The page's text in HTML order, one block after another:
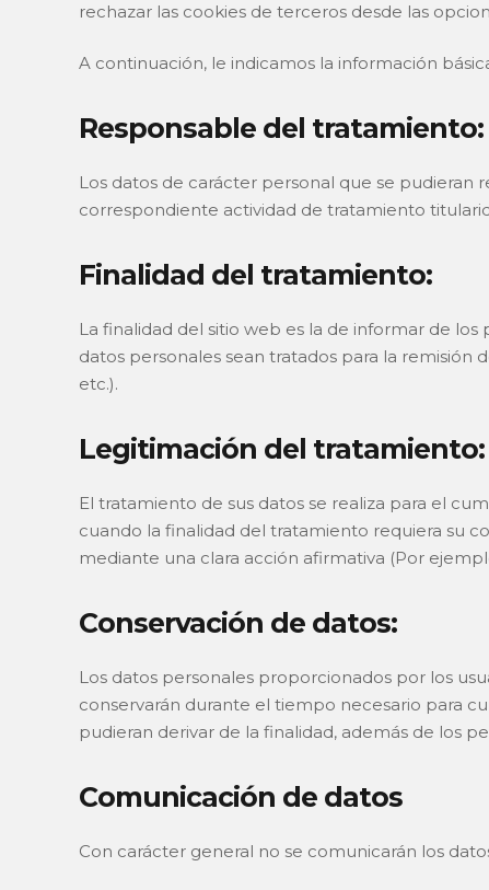
rechazar las cookies de terceros desde las
A continuación, le indicamos la información
Responsable del tratamiento:
Los datos de carácter personal que se
correspondiente actividad de tratamiento
Finalidad del tratamiento:
La finalidad del sitio web es la de informar de
datos personales sean tratados para la
etc.).
Legitimación del tratamiento:
El tratamiento de sus datos se realiza para el
cuando la finalidad del tratamiento requiera su
mediante una clara acción afirmativa (Por
Conservación de datos:
Los datos personales proporcionados por los
conservarán durante el tiempo necesario para
pudieran derivar de la finalidad, además de los
Comunicación de datos
Con carácter general no se comunicarán los